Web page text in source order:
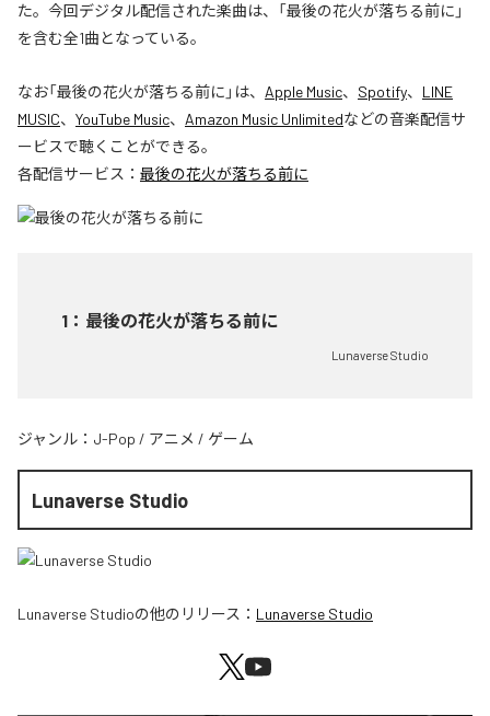
た。今回デジタル配信された楽曲は、「最後の花火が落ちる前に」
を含む全1曲となっている。
なお「最後の花火が落ちる前に 」は、 Apple Music、 Spotify、 LINE
MUSIC、 YouTube Music、 Amazon Music Unlimitedなどの音楽配信サ
ービスで聴くことができる。
各配信サービス： 最後の花火が落ちる前に
1 ： 最後の花火が落ちる前に
Lunaverse Studio
ジャンル： J-Pop / アニメ / ゲーム
Lunaverse Studio
Lunaverse Studioの他のリリース： Lunaverse Studio